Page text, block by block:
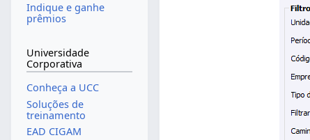
Indique e ganhe
prêmios
Universidade
Corporativa
Conheça a UCC
Soluções de
treinamento
EAD CIGAM